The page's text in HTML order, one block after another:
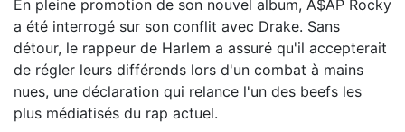
En pleine promotion de son nouvel album, A$AP Rocky
a été interrogé sur son conflit avec Drake. Sans
détour, le rappeur de Harlem a assuré qu'il accepterait
de régler leurs différends lors d'un combat à mains
nues, une déclaration qui relance l'un des beefs les
plus médiatisés du rap actuel.